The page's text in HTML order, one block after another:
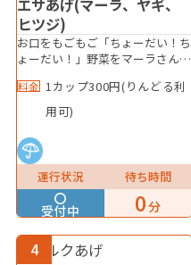
ン・飲むヨーグルトいちごの何れ
か1つをお選びいただけます。■
引換対象店舗カンティーヌ、ミル
ク館、ホルンの森、メッケカフェ
※閉園1時間前までに引換くださ
エサあげ(マーラ、ヤギ、
ヒツジ)
お口をもごもご「ちょーだい！ち
ょーだい！」野菜をマーラさん・
よう！ エサあげ体験には専用の
道具を使ってあげてね！！ ※エ
ンジョイパスはご利用いただけま
せん。
料金 1カップ300円(りんどる利
用可)
運行状況
受付中
待ち時間
0分
4